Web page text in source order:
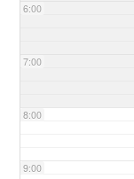
6:00
7:00
8:00
9:00